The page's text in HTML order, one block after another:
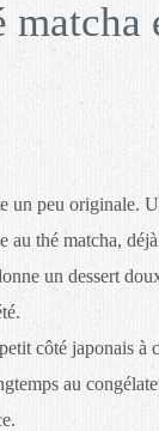
matcha
un peu originale.
au thé matcha,
un dessert
côté japonais à
au